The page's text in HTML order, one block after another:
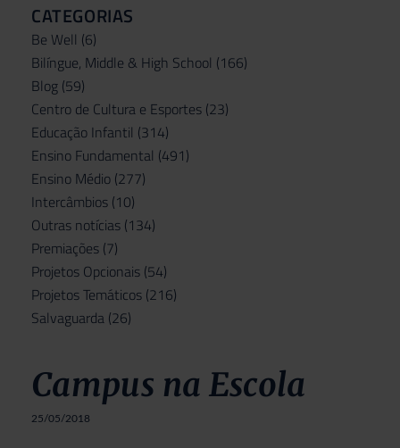
CATEGORIAS
Be Well (6)
Bilíngue, Middle & High School (166)
Blog (59)
Centro de Cultura e Esportes (23)
Educação Infantil (314)
Ensino Fundamental (491)
Ensino Médio (277)
Intercâmbios (10)
Outras notícias (134)
Premiações (7)
Projetos Opcionais (54)
Projetos Temáticos (216)
Salvaguarda (26)
Campus na Escola
25/05/2018